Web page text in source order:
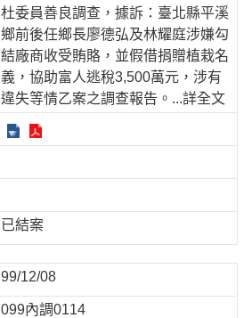
杜委員善良調查，據訴：臺北縣平溪
鄉前後任鄉長廖德弘及林耀庭涉嫌勾
結廠商收受賄賂，並假借捐贈植栽名
義，協助富人逃稅3,500萬元，涉有
違失等情乙案之調查報告。 ...詳全文
已結案
99/12/08
099內調0114